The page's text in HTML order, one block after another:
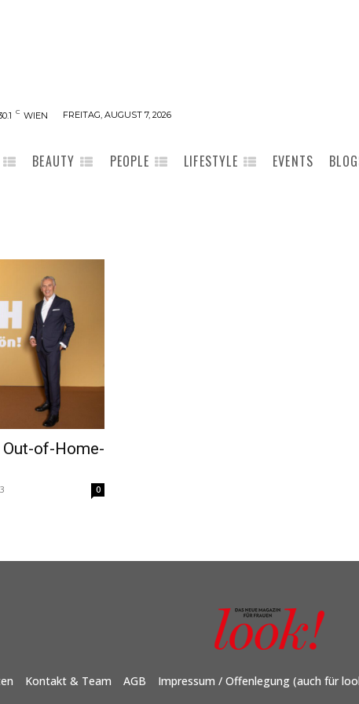
C WIEN FREITAG, AUGUST 7, 2026
BEAUTY PEOPLE LIFESTYLE EVENTS
of-Home-
0
Kontakt & Team AGB Impressum / Offenlegung (auch für